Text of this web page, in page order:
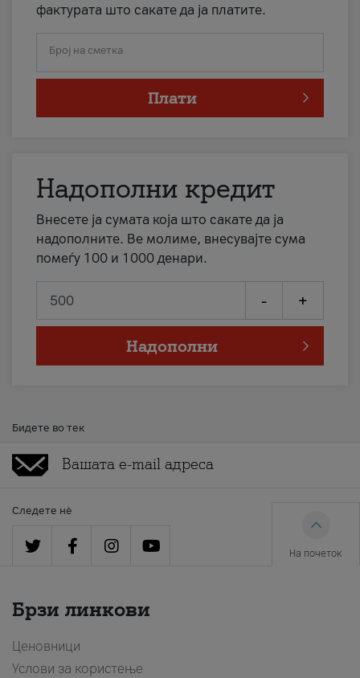
фактурата што сакате да ја платите.
Број на сметка
Плати
Надополни кредит
Внесете ја сумата која што сакате да ја
надополните. Ве молиме, внесувајте сума
помеѓу 100 и 1000 денари.
- +
Надополни
Бидете во тек
Следете нè
На почеток
Брзи линкови
Ценовници
Услови за користење